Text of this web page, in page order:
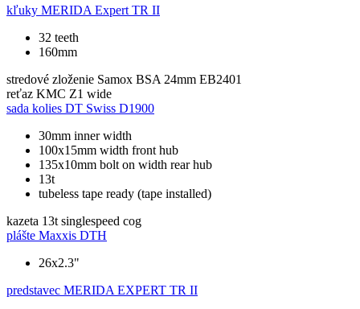
kľuky MERIDA Expert TR II
32 teeth
160mm
stredové zloženie Samox BSA 24mm EB2401
reťaz KMC Z1 wide
sada kolies DT Swiss D1900
30mm inner width
100x15mm width front hub
135x10mm bolt on width rear hub
13t
tubeless tape ready (tape installed)
kazeta 13t singlespeed cog
plášte Maxxis DTH
26x2.3"
predstavec MERIDA EXPERT TR II